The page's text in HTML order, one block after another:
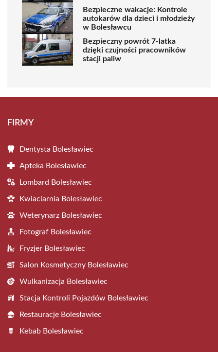
Bezpieczne wakacje: Kontrole
autokarów dla dzieci i młodzieży
w Bolesławcu
Bezpieczny powrót 7-latka
dzięki czujności pracowników
stacji paliw
FIRMY
Dentysta Bolesławiec
Apteka Bolesławiec
Lombard Bolesławiec
Kwiaciarnia Bolesławiec
Weterynarz Bolesławiec
Fotograf Bolesławiec
Fryzjer Bolesławiec
Salon Kosmetyczny Bolesławiec
Wulkanizacja Bolesławiec
Stacja Kontroli Pojazdów Bolesławiec
Restauracje Bolesławiec
Kebab Bolesławiec